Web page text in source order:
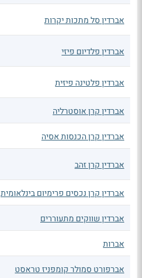
אברדין סל מתכות יקרות
אברדין פלדיום פיזי
אברדין פלטינה פיזית
אברדין קרן אוסטרליה
אברדין קרן הכנסות אסיה
אברדין קרן זהב
אברדין קרן נכסים פרימיום בינלאומית
אברדין שווקים מתעוררים
אברות
אברפורט סמולר קומפניז טראסט